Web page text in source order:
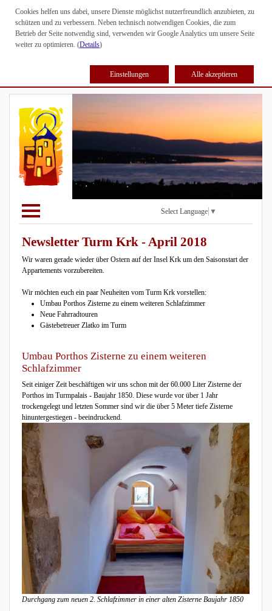
Cookies helfen uns dabei, unsere Dienste möglichst nutzerfreundlich anzubieten, zu
schützen und zu verbessern. Neben technisch notwendigen Cookies, die zum
Betrieb der Seite notwendig sind, verwenden wir Google Analytics um unsere Seite
weiter zu optimieren. (Details)
Einstellungen Alle akzeptieren
Select Language ▼
Newsletter Turm Krk - April 2018
Wir waren gerade wieder über Ostern auf der Insel Krk um den Saisonstart der
Appartements vorzubereiten.
Wir möchten euch ein paar Neuheiten vom Turm Krk vorstellen:
Umbau Porthos Zisterne zu einem weiteren Schlafzimmer
Neue Fahrradtouren
Gästebetreuer Zlatko im Turm
Umbau Porthos Zisterne zu einem weiteren
Schlafzimmer
Seit einiger Zeit beschäftigen wir uns schon mit der 60.000 Liter Zisterne der
Porthos im Turmpalais - Baujahr 1850. Diese wurde vor über 1 Jahr
trockengelegt und letzten Sommer sind wir die über 5 Meter tiefe Zisterne
hinuntergestiegen - beeindruckend.
Durchgang zum neuen 2. Schlafzimmer in einer alten Zisterne Baujahr 1850